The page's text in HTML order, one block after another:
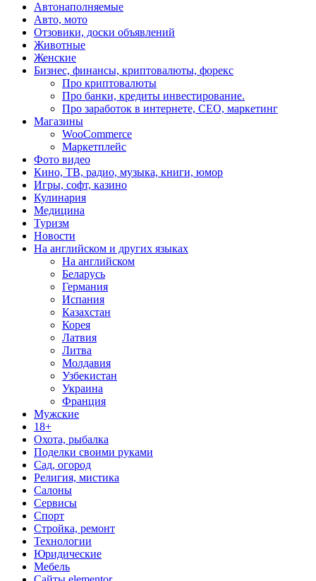
Автонаполняемые
Авто, мото
Отзовики, доски объявлений
Животные
Женские
Бизнес, финансы, криптовалюты, форекс
Про криптовалюты
Про банки, кредиты инвестирование.
Про заработок в интернете, СЕО, маркетинг
Магазины
WooCommerce
Маркетплейс
Фото видео
Кино, ТВ, радио, музыка, книги, юмор
Игры, софт, казино
Кулинария
Медицина
Туризм
Новости
На английском и других языках
На английском
Беларусь
Германия
Испания
Казахстан
Корея
Латвия
Литва
Молдавия
Узбекистан
Украина
Франция
Мужские
18+
Охота, рыбалка
Поделки своими руками
Сад, огород
Религия, мистика
Салоны
Сервисы
Спорт
Стройка, ремонт
Технологии
Юридические
Мебель